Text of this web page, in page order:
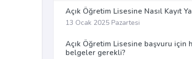
Açık Öğretim Lisesine Nasıl Kayıt
13 Ocak 2025 Pazartesi
Açık Öğretim Lisesine başvuru için
belgeler gerekli?